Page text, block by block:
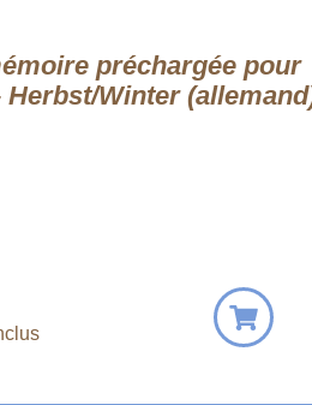
préchargée pour
Winter